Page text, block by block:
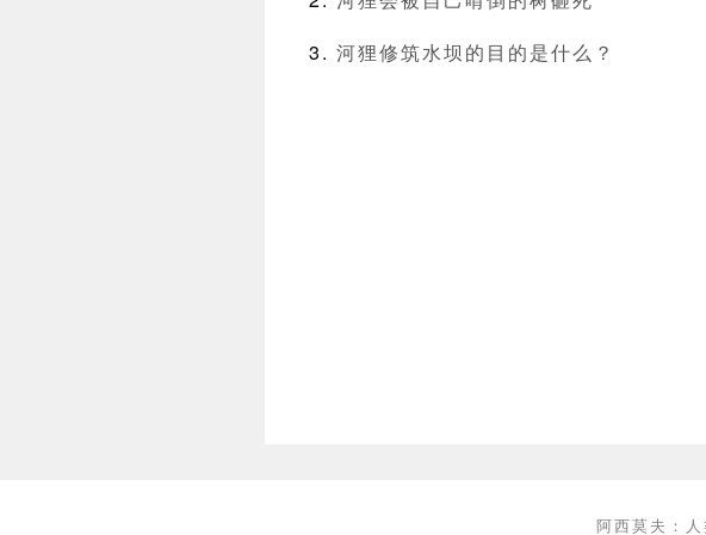
河狸修筑水坝的目的是什么？
阿西莫夫：